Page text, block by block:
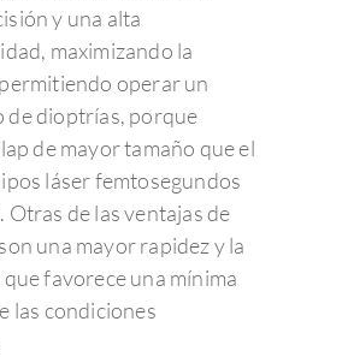
y una alta
maximizando la
operar un
de dioptrías, porque
de mayor tamaño que el
láser femtosegundos
Otras de las ventajas de
una mayor rapidez y la
favorece una mínima
las condiciones